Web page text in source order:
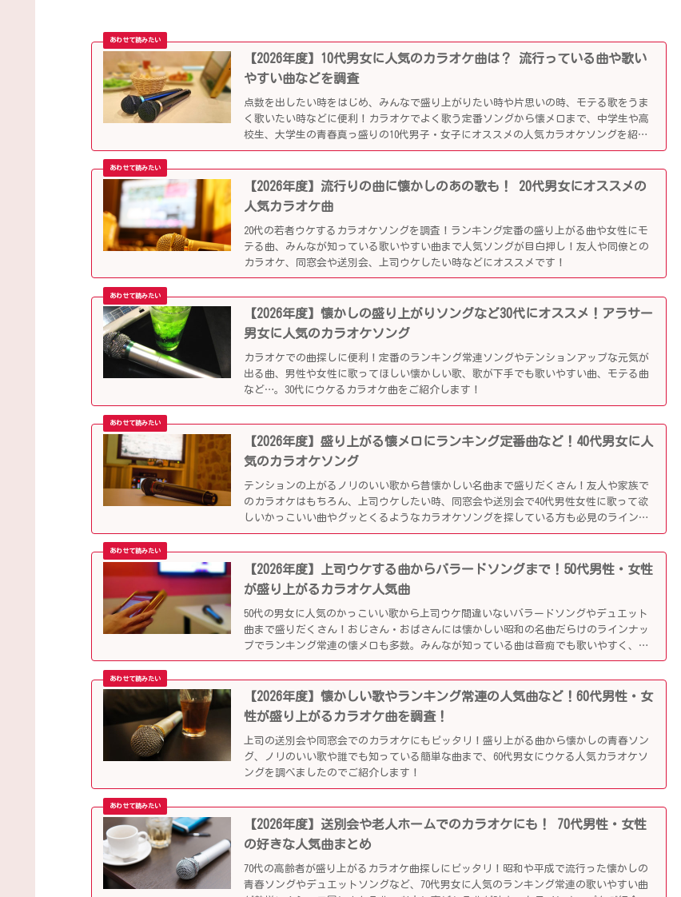
【2026年度】10代男女に人気のカラオケ曲は？ 流行っている曲や歌い
やすい曲などを調査
点数を出したい時をはじめ、みんなで盛り上がりたい時や片思いの時、モテる歌をうま
く歌いたい時などに便利！カラオケでよく歌う定番ソングから懐メロまで、中学生や高
校生、大学生の青春真っ盛りの10代男子・女子にオススメの人気カラオケソングを紹介
していきます。
【2026年度】流行りの曲に懐かしのあの歌も！ 20代男女にオススメの
人気カラオケ曲
20代の若者ウケするカラオケソングを調査！ランキング定番の盛り上がる曲や女性にモ
テる曲、みんなが知っている歌いやすい曲まで人気ソングが目白押し！友人や同僚との
カラオケ、同窓会や送別会、上司ウケしたい時などにオススメです！
【2026年度】懐かしの盛り上がりソングなど30代にオススメ！アラサー
男女に人気のカラオケソング
カラオケでの曲探しに便利！定番のランキング常連ソングやテンションアップな元気が
出る曲、男性や女性に歌ってほしい懐かしい歌、歌が下手でも歌いやすい曲、モテる曲
など…。30代にウケるカラオケ曲をご紹介します！
【2026年度】盛り上がる懐メロにランキング定番曲など！40代男女に人
気のカラオケソング
テンションの上がるノリのいい歌から昔懐かしい名曲まで盛りだくさん！友人や家族で
のカラオケはもちろん、上司ウケしたい時、同窓会や送別会で40代男性女性に歌って欲
しいかっこいい曲やグッとくるようなカラオケソングを探している方も必見のラインナ
ップになっています！
【2026年度】上司ウケする曲からバラードソングまで！50代男性・女性
が盛り上がるカラオケ人気曲
50代の男女に人気のかっこいい歌から上司ウケ間違いないバラードソングやデュエット
曲まで盛りだくさん！おじさん・おばさんには懐かしい昭和の名曲だらけのラインナッ
プでランキング常連の懐メロも多数。みんなが知っている曲は音痴でも歌いやすく、送
別会や同窓会などでも盛り上がるはず！
【2026年度】懐かしい歌やランキング常連の人気曲など！60代男性・女
性が盛り上がるカラオケ曲を調査！
上司の送別会や同窓会でのカラオケにもピッタリ！盛り上がる曲から懐かしの青春ソン
グ、ノリのいい歌や誰でも知っている簡単な曲まで、60代男女にウケる人気カラオケソ
ングを調べましたのでご紹介します！
【2026年度】送別会や老人ホームでのカラオケにも！ 70代男性・女性
の好きな人気曲まとめ
70代の高齢者が盛り上がるカラオケ曲探しにピッタリ！昭和や平成で流行った懐かしの
青春ソングやデュエットソングなど、70代男女に人気のランキング常連の歌いやすい曲